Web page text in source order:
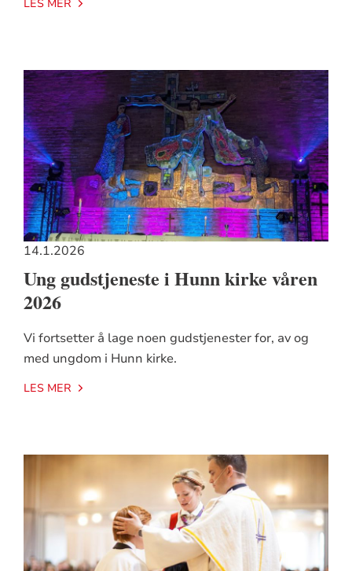
LES MER
14.1.2026
Ung gudstjeneste i Hunn kirke våren
2026
Vi fortsetter å lage noen gudstjenester for, av og
med ungdom i Hunn kirke.
LES MER